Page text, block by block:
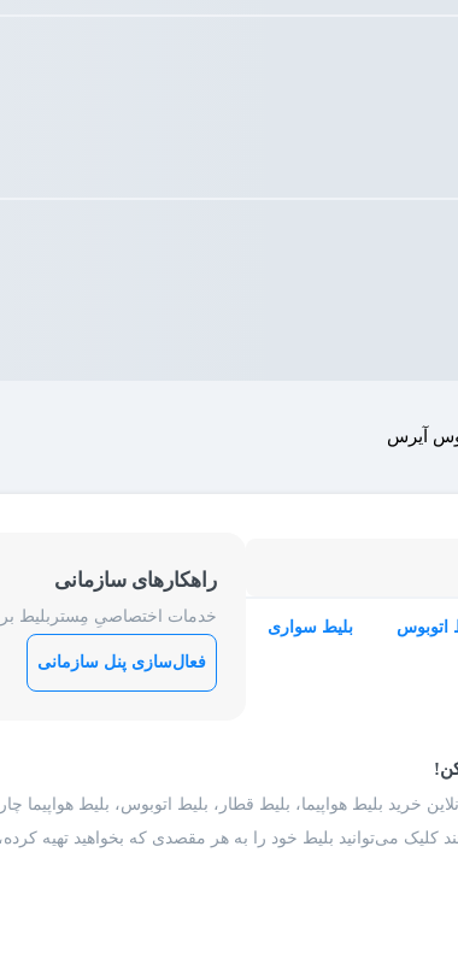
آیرس
اتوبوس بلیط سواری
راهکارهای سازمانی
خدمات اختصاصیِ مِستربلیط
فعال‌سازی پنل سازمانی
خرید بلیط هواپیما، بلیط قطار، بلیط اتوبوس، بلیط
کلیک می‌توانید بلیط خود را به هر مقصدی که بخواهید تهیه